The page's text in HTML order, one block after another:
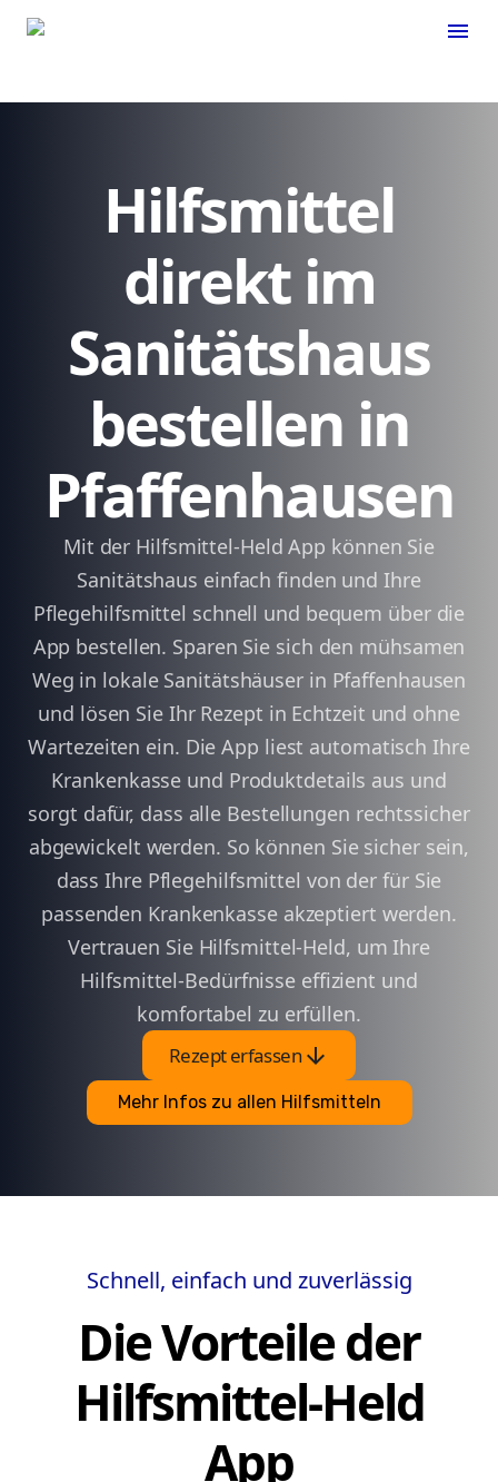
menu
Hilfsmittel
direkt im
Sanitätshaus
bestellen in
Pfaffenhausen
Mit der Hilfsmittel-Held App können Sie
Sanitätshaus einfach finden und Ihre
Pflegehilfsmittel schnell und bequem über die
App bestellen. Sparen Sie sich den mühsamen
Weg in lokale Sanitätshäuser in Pfaffenhausen
und lösen Sie Ihr Rezept in Echtzeit und ohne
Wartezeiten ein. Die App liest automatisch Ihre
Krankenkasse und Produktdetails aus und
sorgt dafür, dass alle Bestellungen rechtssicher
abgewickelt werden. So können Sie sicher sein,
dass Ihre Pflegehilfsmittel von der für Sie
passenden Krankenkasse akzeptiert werden.
Vertrauen Sie Hilfsmittel-Held, um Ihre
Hilfsmittel-Bedürfnisse effizient und
komfortabel zu erfüllen.
Rezept erfassenarrow_downward
Mehr Infos zu allen Hilfsmitteln
Schnell, einfach und zuverlässig
Die Vorteile der
Hilfsmittel-Held
App